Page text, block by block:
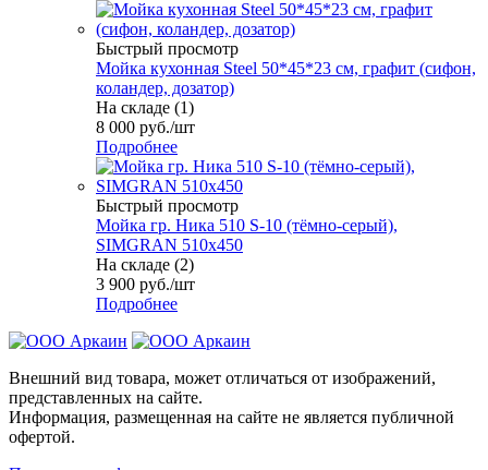
Быстрый просмотр
Мойка кухонная Steel 50*45*23 см, графит (сифон,
коландер, дозатор)
На складе (1)
8 000 руб./шт
Подробнее
Быстрый просмотр
Мойка гр. Ника 510 S-10 (тёмно-серый),
SIMGRAN 510х450
На складе (2)
3 900 руб./шт
Подробнее
Внешний вид товара, может отличаться от изображений,
представленных на сайте.
Информация, размещенная на сайте не является публичной
офертой.